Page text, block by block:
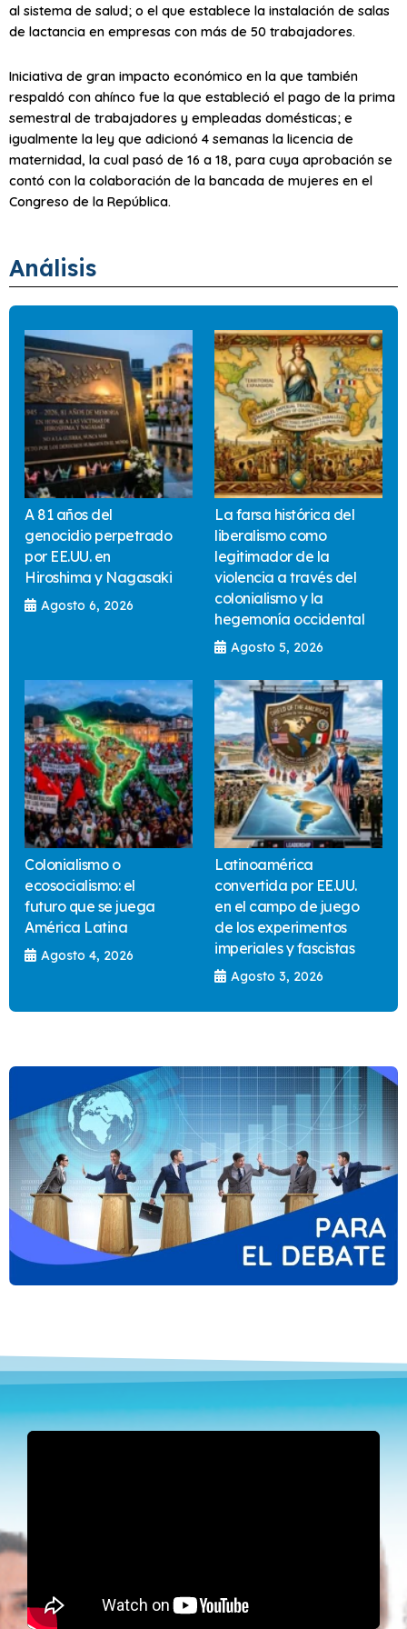
al sistema de salud; o el que establece la instalación de salas
de lactancia en empresas con más de 50 trabajadores.
Iniciativa de gran impacto económico en la que también
respaldó con ahínco fue la que estableció el pago de la prima
semestral de trabajadores y empleadas domésticas; e
igualmente la ley que adicionó 4 semanas la licencia de
maternidad, la cual pasó de 16 a 18, para cuya aprobación se
contó con la colaboración de la bancada de mujeres en el
Congreso de la República.
Análisis
A 81 años del
genocidio perpetrado
por EE.UU. en
Hiroshima y Nagasaki
Agosto 6, 2026
La farsa histórica del
liberalismo como
legitimador de la
violencia a través del
colonialismo y la
hegemonía occidental
Agosto 5, 2026
Colonialismo o
ecosocialismo: el
futuro que se juega
América Latina
Agosto 4, 2026
Latinoamérica
convertida por EE.UU.
en el campo de juego
de los experimentos
imperiales y fascistas
Agosto 3, 2026